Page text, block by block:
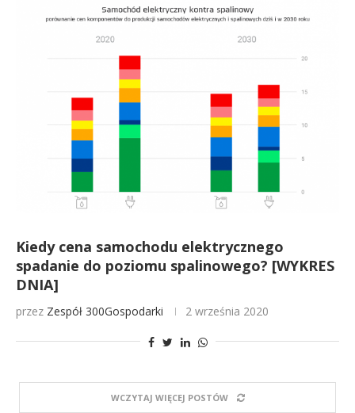
Kiedy cena samochodu elektrycznego
spadanie do poziomu spalinowego? [WYKRES
DNIA]
przez Zespół 300Gospodarki 2 września 2020
WCZYTAJ WIĘCEJ POSTÓW